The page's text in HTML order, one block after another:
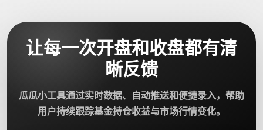
让每一次开盘和收盘都有清
晰反馈
瓜瓜小工具通过实时数据、自动推送和便捷录入，帮助
用户持续跟踪基金持仓收益与市场行情变化。